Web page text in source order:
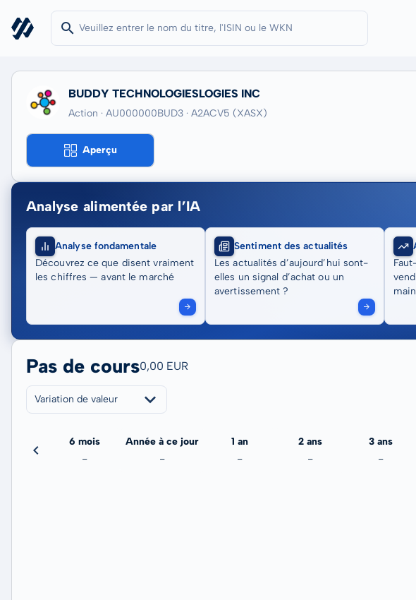
BUDDY TECHNOLOGIESLOGIES INC
Action · AU000000BUD3 · A2ACV5 (XASX)
Aperçu
Analyse alimentée par l’IA
Analyse fondamentale
Découvrez ce que disent vraiment
les chiffres — avant le marché
Sentiment des actualités
Les actualités d’aujourd’hui sont-
elles un signal d’achat ou un
avertissement ?
Pas de cours0,00 EUR
Variation de valeur
6 mois
-
Année à ce jour
-
1 an
-
2 ans
-
3 ans
-